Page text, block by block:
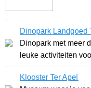
Dinopark Landgoed
Dinopark met meer
leuke activiteiten
Klooster Ter Apel